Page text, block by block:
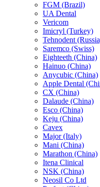
FGM (Brazil)
UA Dental
Vericom
Imicryl (Turkey)
Tehnodent
Saremco (Swiss)
Eighteeth (China)
Hainuo (China)
Anycubic (China)
Apple Dental
CX (China)
Dalaude (China)
Esco (China)
Keju (China)
Cavex
Major (Italy)
Mani (China)
Marathon (China)
Itena Clinical
NSK (China)
Neosil Co Ltd